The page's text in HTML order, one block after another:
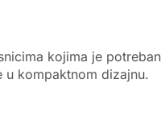
kojima je
u kompaktnom dizajnu.